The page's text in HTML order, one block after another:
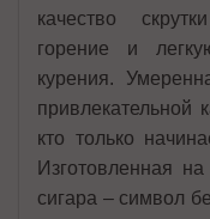
качество
горение и
курения.
привлекательной
кто только
Изготовленная
сигара – символ